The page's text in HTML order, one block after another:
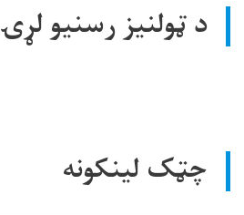
د ټولنیز رسنیو لړۍ
چټک لینکونه